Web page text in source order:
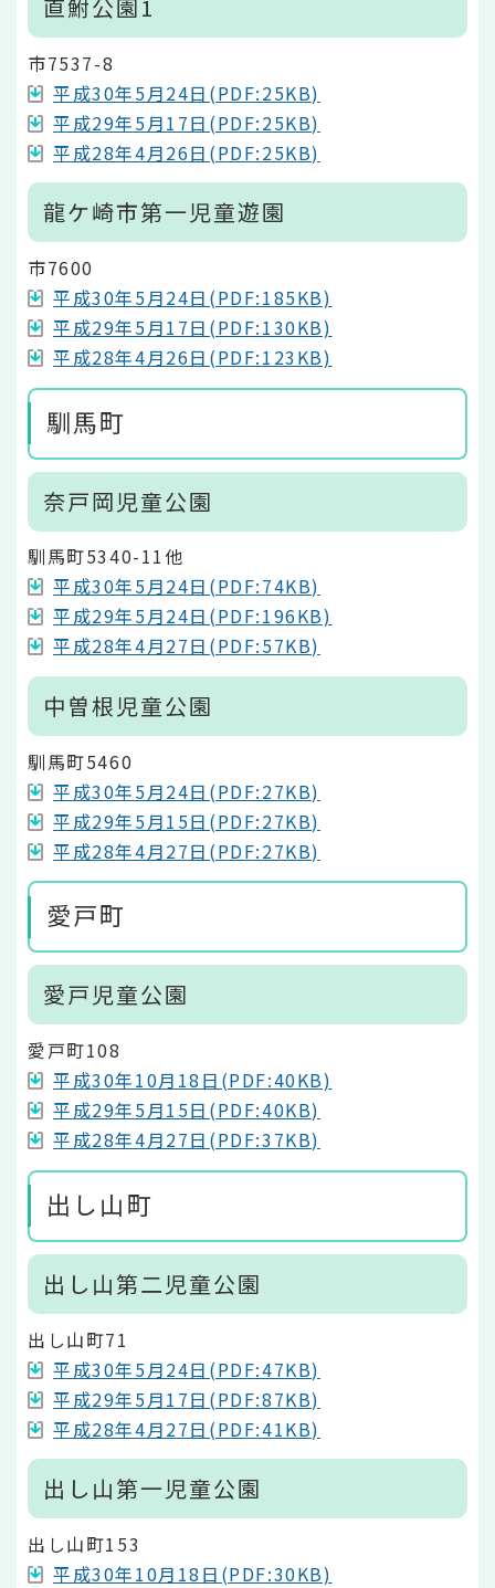
直鮒公園1
市7537-8
平成30年5月24日(PDF:25KB)
平成29年5月17日(PDF:25KB)
平成28年4月26日(PDF:25KB)
龍ケ崎市第一児童遊園
市7600
平成30年5月24日(PDF:185KB)
平成29年5月17日(PDF:130KB)
平成28年4月26日(PDF:123KB)
馴馬町
奈戸岡児童公園
馴馬町5340-11他
平成30年5月24日(PDF:74KB)
平成29年5月24日(PDF:196KB)
平成28年4月27日(PDF:57KB)
中曽根児童公園
馴馬町5460
平成30年5月24日(PDF:27KB)
平成29年5月15日(PDF:27KB)
平成28年4月27日(PDF:27KB)
愛戸町
愛戸児童公園
愛戸町108
平成30年10月18日(PDF:40KB)
平成29年5月15日(PDF:40KB)
平成28年4月27日(PDF:37KB)
出し山町
出し山第二児童公園
出し山町71
平成30年5月24日(PDF:47KB)
平成29年5月17日(PDF:87KB)
平成28年4月27日(PDF:41KB)
出し山第一児童公園
出し山町153
平成30年10月18日(PDF:30KB)